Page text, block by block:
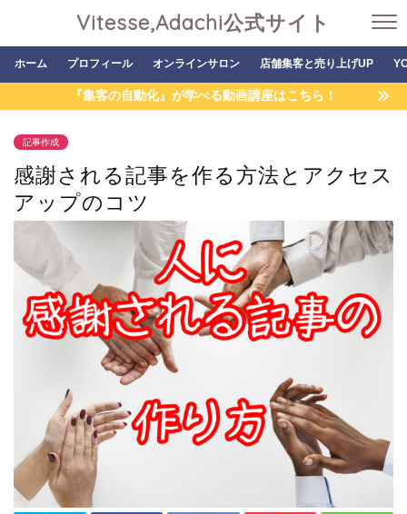
Vitesse,Adachi公式サイト
ホーム プロフィール オンラインサロン 店舗集客と売り上げUP
『集客の自動化』が学べる動画講座はこちら！
記事作成
感謝される記事を作る方法とアクセス
アップのコツ